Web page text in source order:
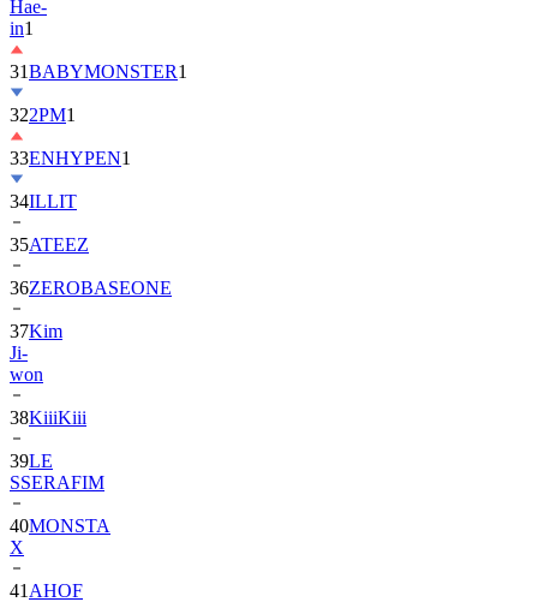
31BABYMONSTER
322PM1
33ENHYPEN
34ILLIT
35ATEEZ
36ZEROBASEONE
37Kim
Ji-
won
38KiiiKiii
39LE
SSERAFIM
40MONSTA
X
41
42 BTOB